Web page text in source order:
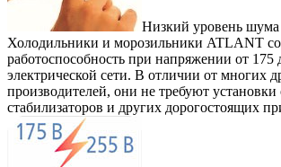
Низкий уровень шума
Холодильники и морозильники ATLANT
работоспособность при напряжении от 175
электрической сети. В отличии от многих
производителей, они не требуют
стабилизаторов и других дорогостоящих